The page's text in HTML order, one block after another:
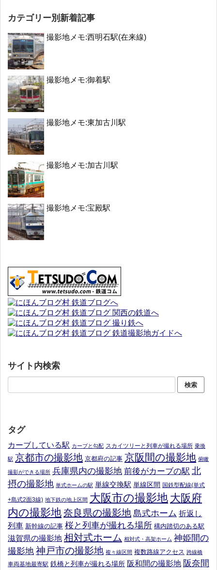
カテゴリー別新着記事
撮影地メモ:西明石駅(在来線)
撮影地メモ:御着駅
撮影地メモ:東加古川駅
撮影地メモ:加古川駅
撮影地メモ:宝殿駅
サイト内検索
タグ
カーブしている駅 カーブと勾配 スカイツリーと列車が撮れる場所 乗換
駅 京都市の撮影地 京都府の記事 京阪間の撮影地 俯瞰
撮影ができる場所 兵庫県内の撮影地 前後がカーブの駅 北
摂の撮影地 単式ホームの駅 単線交換駅 単線区間 国鉄型配線(単式
+島式2面3線) 地下鉄の地上区間 大阪市の撮影地 大阪府
内の撮影地奈良県の撮影地 島式ホーム 折返し
列車 新幹線の記事 桜と列車が撮れる場所 構内踏切のある駅
滋賀県の撮影地 相対式ホーム 相対式・高架ホーム 神姫間の
撮影地神戸市の撮影地 複々線区間 複数路線アクセス 跨線橋
車両基地最寄駅 鉄橋と列車が撮れる場所 阪和間の撮影地 阪奈間